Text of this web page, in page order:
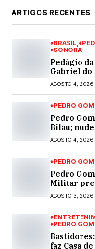
ARTIGOS RECENTES
♦BRASIL
♦SONORA
Pedágio
Gabriel do
40,53% e
10,70 a
AGOSTO 4, 2026
♦PEDRO
Pedro
Bilau;
circula na
Legislativa
AGOSTO 4, 2026
♦PEDRO
Pedro
Militar
violência
socos na
AGOSTO 3, 2026
♦PEDRO
faz Casa